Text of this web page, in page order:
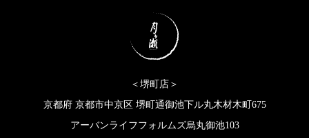
＜堺町店＞
京都府 京都市中京区 堺町通御池下ル丸木材木町675
アーバンライフフォルムズ烏丸御池103